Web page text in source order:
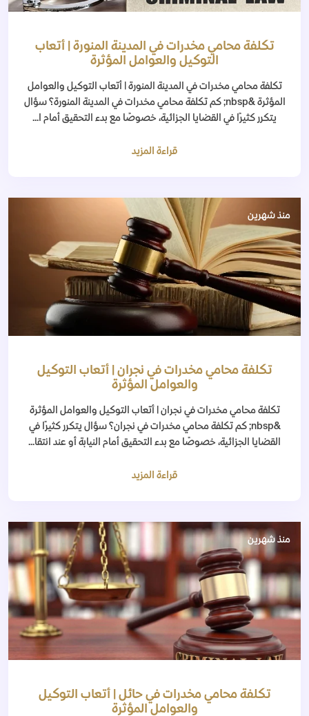
تكلفة محامي مخدرات في المدينة المنورة | أتعاب
التوكيل والعوامل المؤثرة
تكلفة محامي مخدرات في المدينة المنورة | أتعاب التوكيل والعوامل
المؤثرة &nbsp; كم تكلفة محامي مخدرات في المدينة المنورة؟ سؤال
يتكرر كثيرًا في القضايا الجزائية، خصوصًا مع بدء التحقيق أمام ا...
قراءة المزيد
منذ شهرين
تكلفة محامي مخدرات في نجران | أتعاب التوكيل
والعوامل المؤثرة
تكلفة محامي مخدرات في نجران | أتعاب التوكيل والعوامل المؤثرة
&nbsp; كم تكلفة محامي مخدرات في نجران؟ سؤال يتكرر كثيرًا في
القضايا الجزائية، خصوصًا مع بدء التحقيق أمام النيابة أو عند انتقا...
قراءة المزيد
منذ شهرين
تكلفة محامي مخدرات في حائل | أتعاب التوكيل
والعوامل المؤثرة